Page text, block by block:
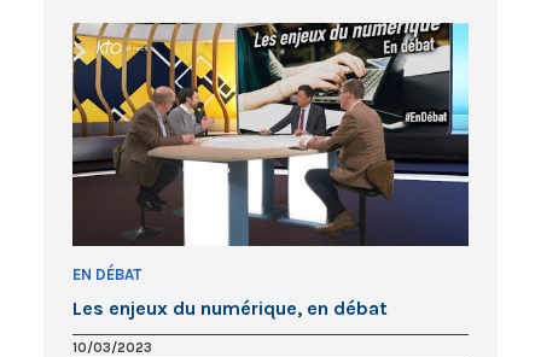
EN DÉBAT
Les enjeux du numérique, en débat
10/03/2023